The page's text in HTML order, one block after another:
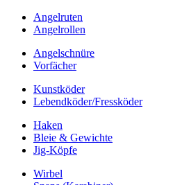
Angelruten
Angelrollen
Angelschnüre
Vorfächer
Kunstköder
Lebendköder/Fressköder
Haken
Bleie & Gewichte
Jig-Köpfe
Wirbel